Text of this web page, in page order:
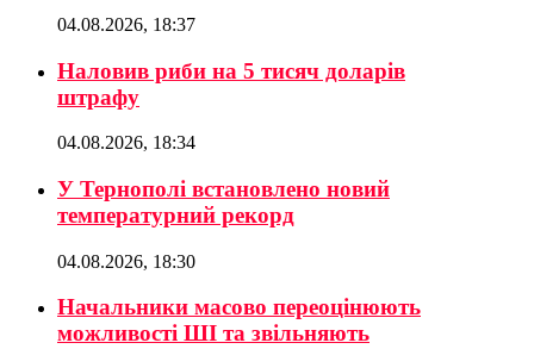
04.08.2026, 18:37
Наловив риби на 5 тисяч доларів
штрафу
04.08.2026, 18:34
У Тернополі встановлено новий
температурний рекорд
04.08.2026, 18:30
Начальники масово переоцінюють
можливості ШІ та звільняють